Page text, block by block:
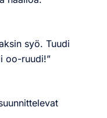
syö. Tuudi
oo-ruudi!”